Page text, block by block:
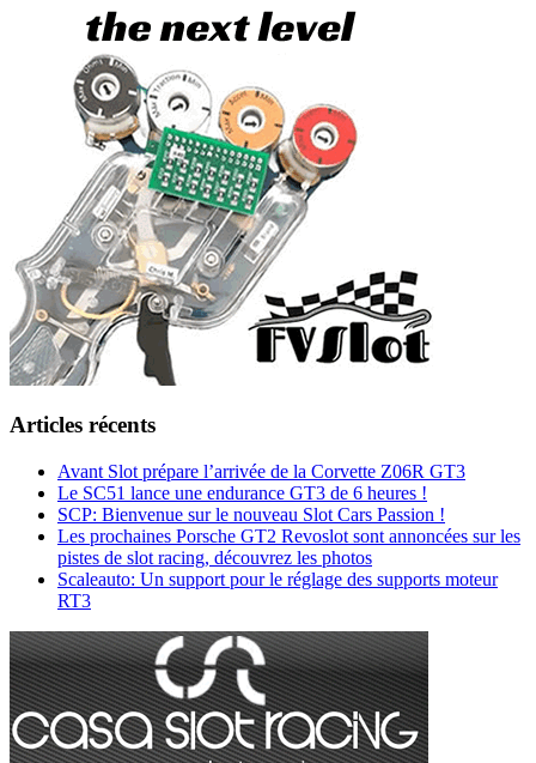
Articles récents
Avant Slot prépare l’arrivée de la Corvette Z06R GT3
Le SC51 lance une endurance GT3 de 6 heures !
SCP: Bienvenue sur le nouveau Slot Cars Passion !
Les prochaines Porsche GT2 Revoslot sont annoncées sur les
pistes de slot racing, découvrez les photos
Scaleauto: Un support pour le réglage des supports moteur
RT3